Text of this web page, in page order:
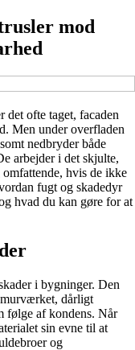
mod
det ofte taget, facaden
Men under overfladen
nedbryder både
arbejder i det skjulte,
hvis de ikke
fugt og skadedyr
hvad du kan gøre for at
i bygninger. Den
dårligt
følge af kondens. Når
sin evne til at
og